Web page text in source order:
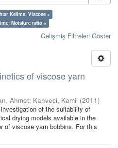
Kelime: Viscose ×
Moisture ratio ×
Gelişmiş Filtreleri Göster
of viscose yarn
Ahmet; Kahveci, Kamil (2011)
of the suitability of
drying models available in the
of viscose yarn bobbins. For this